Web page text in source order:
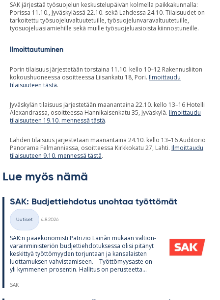
SAK järjestää työsuojelun keskustelupäivän kolmella paikkakunnalla:
Porissa 11.10., Jyväskylässä 22.10. sekä Lahdessa 24.10. Tilaisuudet on
tarkoitettu työsuojeluvaltuutetuille, työsuojelunvaravaltuutetuille,
työsuojeluasiamiehille sekä muille työsuojeluasioista kiinnostuneille.
Ilmoittautuminen
Porin tilaisuus järjestetään torstaina 11.10. kello 10–12 Rakennusliiton
kokoushuoneessa osoitteessa Liisankatu 18, Pori. Ilmoittaudu
tilaisuuteen tästä.
Jyväskylän tilaisuus järjestetään maanantaina 22.10. kello 13–16 Hotelli
Alexandrassa, osoitteessa Hannikaisenkatu 35, Jyväskylä. Ilmoittaudu
tilaisuuteen 19.10. mennessä tästä.
Lahden tilaisuus järjestetään maanantaina 24.10. kello 13–16 Auditorio
Panorama Felmanniassa, osoitteessa Kirkkokatu 27, Lahti. Ilmoittaudu
tilaisuuteen 9.10. mennessä tästä.
Lue myös nämä
SAK: Bud­jet­tieh­do­tus unoh­taa työt­tö­mät
Kategoriat
Uutiset
4.8.2026
SAK:n pää­e­ko­no­misti Pat­rizio Lainàn mu­kaan val­tion­
va­rain­mi­nis­te­riön bud­jet­tieh­do­tuk­sessa olisi pi­tä­nyt
kes­kit­tyä työt­tö­myy­den tor­jun­taan ja kan­sa­lais­ten
luot­ta­muk­sen vah­vis­ta­mi­seen. – Työt­tö­myy­saste on
yli kym­me­nen pro­sen­tin. Hal­li­tus on pe­rus­teetta...
SAK